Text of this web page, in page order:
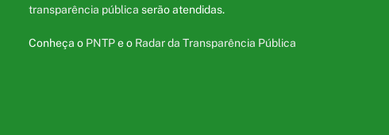
transparência pública serão atendidas.
Conheça o PNTPe o Radar da Transparência Pública